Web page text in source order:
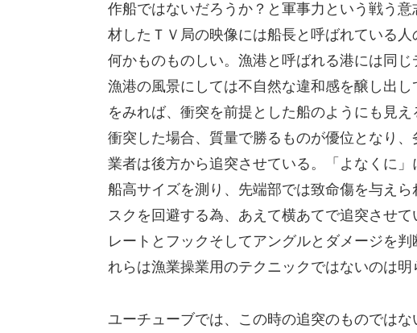
作船ではないだろうか？と軍事力という戦う
材したＴＶ局の映像には船長と呼ばれている
何かものものしい。漁港と呼ばれる港には同
漁港の風景にしては不自然な違和感を醸し出
をみれば、衝突を前提とした船のようにも見
衝突した場合、質量で勝るものが優位となり
業者は後方から追突させている。「よなくに
船高サイズを測り、先端部では致命傷を与え
スクを回避する為、あえて横あてで追突させ
レートとフックそしてアングルとダメージを
れらは漁業操業用のテクニックではないのは明
ユーチューブでは、この時の追突のものでは